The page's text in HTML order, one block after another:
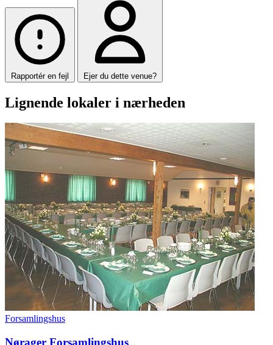
Rapportér en fejl Ejer du dette venue?
Lignende lokaler i nærheden
Forsamlingshus
Nørager Forsamlingshus